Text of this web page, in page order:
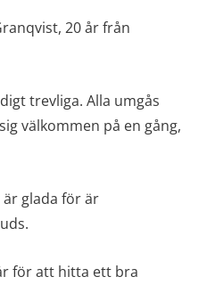
20 år från
trevliga. Alla umgås
välkommen på en gång,
glada för är
för att hitta ett bra